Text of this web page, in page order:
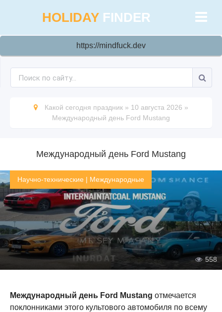
HOLIDAY FINDER
https://mindfuck.dev
Какой сегодня праздник » 10 августа 2026 »
Международный день Ford Mustang
Международный день Ford Mustang
Научно-технические | Международные
558
Международный день Ford Mustang отмечается
поклонниками этого культового автомобиля по всему